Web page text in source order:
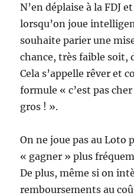
N’en déplaise à la FDJ
lorsqu’on joue
souhaite parier une
chance, très faible soit,
Cela s’appelle rêver et
formule « c’est pas
gros ! ».
On ne joue pas au Loto
« gagner » plus
De plus, même si on
remboursements au